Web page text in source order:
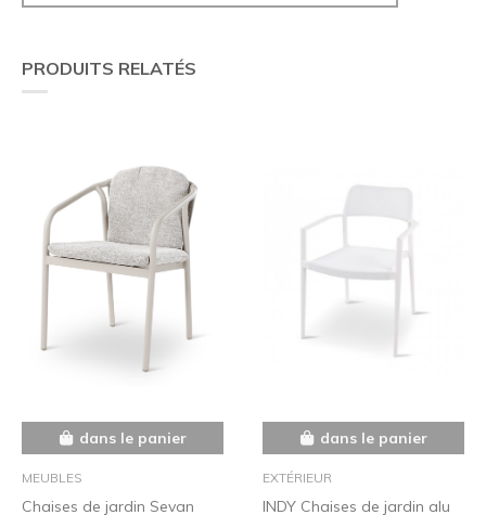
PRODUITS RELATÉS
dans le panier
MEUBLES
Chaises de jardin Sevan
dans le panier
EXTÉRIEUR
INDY Chaises de jardin alu